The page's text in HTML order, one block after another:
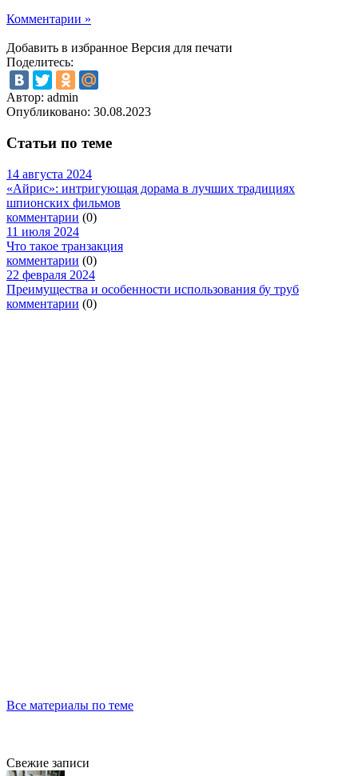
Комментарии »
Добавить в избранное Версия для печати
Поделитесь:
Автор: admin
Опубликовано: 30.08.2023
Статьи по теме
14 августа 2024
«Айрис»: интригующая дорама в лучших традициях
шпионских фильмов
комментарии (0)
11 июля 2024
Что такое транзакция
комментарии (0)
22 февраля 2024
Преимущества и особенности использования бу труб
комментарии (0)
Все материалы по теме
Свежие записи